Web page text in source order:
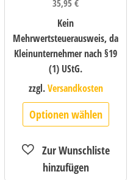
35,95€
Kein
Mehrwertsteuerausweis, da
Kleinunternehmer nach §19
(1) UStG.
zzgl.Versandkosten
Optionen wählen